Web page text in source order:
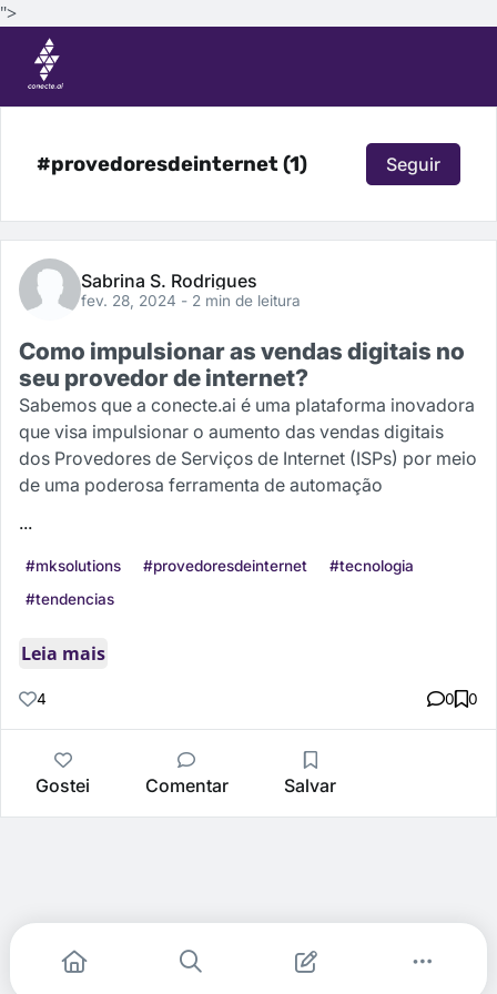
">
#provedoresdeinternet (1) Seguir
Sabrina S. Rodrigues
fev. 28, 2024 - 2 min de leitura
Como impulsionar as vendas digitais no
seu provedor de internet?
Sabemos que a conecte.ai é uma plataforma inovadora
que visa impulsionar o aumento das vendas digitais
dos Provedores de Serviços de Internet (ISPs) por meio
de uma poderosa ferramenta de automação
...
#mksolutions #provedoresdeinternet
#tecnologia
#tendencias
Leia mais
4 0 0
Gostei Comentar Salvar